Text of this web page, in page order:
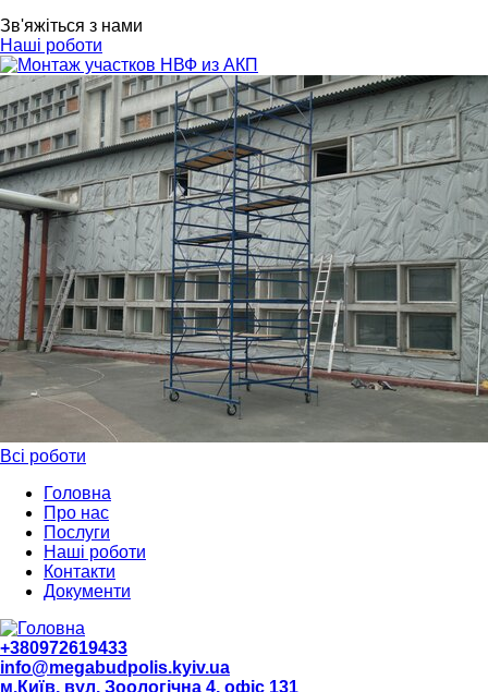
Зв'яжіться з нами
Наші роботи
Всі роботи
Головна
Про нас
Послуги
Наші роботи
Контакти
Документи
+380972619433
info@megabudpolis.kyiv.ua
м.Київ, вул. Зоологічна 4, офіс 131